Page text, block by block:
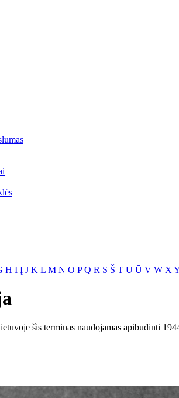
H I Į J K L M N O PQ R S Š T U Ū V W X
šis terminas naudojamas apibūdinti